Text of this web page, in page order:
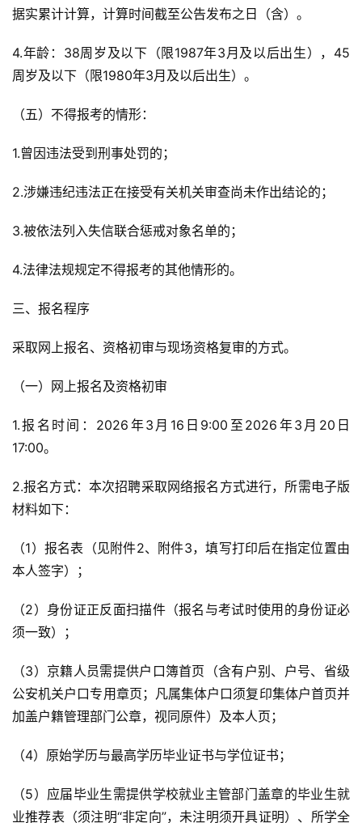
据实累计计算，计算时间截至公告发布之日（含）。
4.年龄：38周岁及以下（限1987年3月及以后出生），45
周岁及以下（限1980年3月及以后出生）。
（五）不得报考的情形：
1.曾因违法受到刑事处罚的；
2.涉嫌违纪违法正在接受有关机关审查尚未作出结论的；
3.被依法列入失信联合惩戒对象名单的；
4.法律法规规定不得报考的其他情形的。
三、报名程序
采取网上报名、资格初审与现场资格复审的方式。
（一）网上报名及资格初审
1.报名时间：2026年3月16日9:00至2026年3月20日
17:00。
2.报名方式：本次招聘采取网络报名方式进行，所需电子版
材料如下：
（1）报名表（见附件2、附件3，填写打印后在指定位置由
本人签字）；
（2）身份证正反面扫描件（报名与考试时使用的身份证必
须一致）；
（3）京籍人员需提供户口簿首页（含有户别、户号、省级
公安机关户口专用章页；凡属集体户口须复印集体户首页并
加盖户籍管理部门公章，视同原件）及本人页；
（4）原始学历与最高学历毕业证书与学位证书；
（5）应届毕业生需提供学校就业主管部门盖章的毕业生就
业推荐表（须注明“非定向”，未注明须开具证明）、所学全